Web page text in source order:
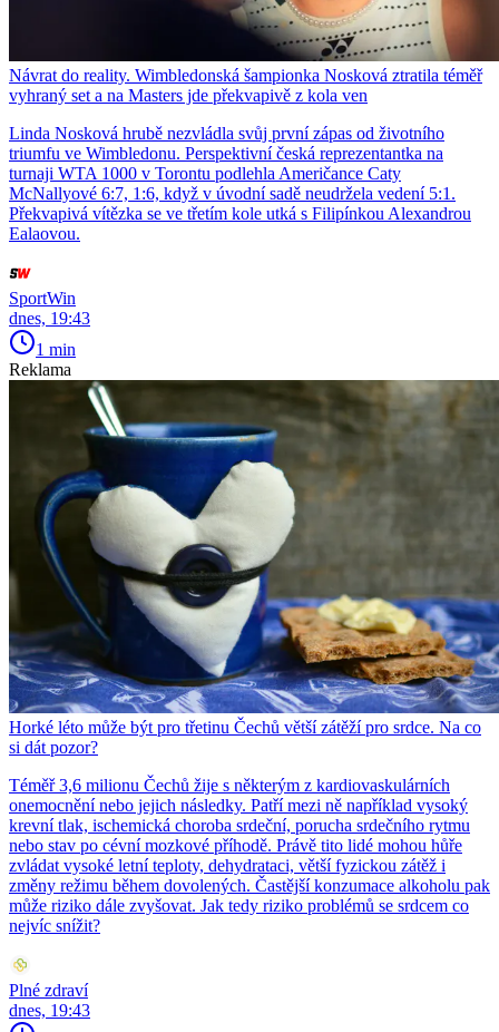
Návrat do reality. Wimbledonská šampionka Nosková ztratila téměř
vyhraný set a na Masters jde překvapivě z kola ven
Linda Nosková hrubě nezvládla svůj první zápas od životního
triumfu ve Wimbledonu. Perspektivní česká reprezentantka na
turnaji WTA 1000 v Torontu podlehla Američance Caty
McNallyové 6:7, 1:6, když v úvodní sadě neudržela vedení 5:1.
Překvapivá vítězka se ve třetím kole utká s Filipínkou Alexandrou
Ealaovou.
SportWin
dnes, 19:43
1 min
Reklama
Horké léto může být pro třetinu Čechů větší zátěží pro srdce. Na co
si dát pozor?
Téměř 3,6 milionu Čechů žije s některým z kardiovaskulárních
onemocnění nebo jejich následky. Patří mezi ně například vysoký
krevní tlak, ischemická choroba srdeční, porucha srdečního rytmu
nebo stav po cévní mozkové příhodě. Právě tito lidé mohou hůře
zvládat vysoké letní teploty, dehydrataci, větší fyzickou zátěž i
změny režimu během dovolených. Častější konzumace alkoholu pak
může riziko dále zvyšovat. Jak tedy riziko problémů se srdcem co
nejvíc snížit?
Plné zdraví
dnes, 19:43